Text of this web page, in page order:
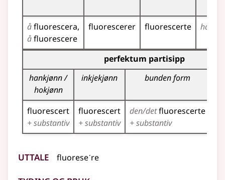
åfluorescera
åfluorescere
fluorescerer fluorescerte har
Bøyningstabell for dette verbet (partisippformer)
perfektum partisipp
hankjønn /
hokjønn
inkjekjønn bunden form
fluorescert
+ substantiv
fluorescert
+ substantiv
den/detfluorescerte
+ substantiv
Uttale fluoreseˊre